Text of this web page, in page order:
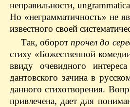
неправильности,
Но «неграмматичность» не
известного своей
Так, оборот прочел до
стиху «Божественной
ввиду очевидного
дантовского зачина в
данного стихотворения.
привлечена, дает для